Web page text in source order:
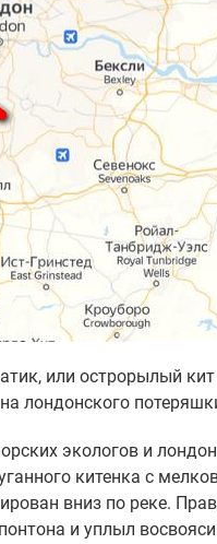
или острорылый
лондонского
экологов и
китенка с
вниз по реке.
и уплыл